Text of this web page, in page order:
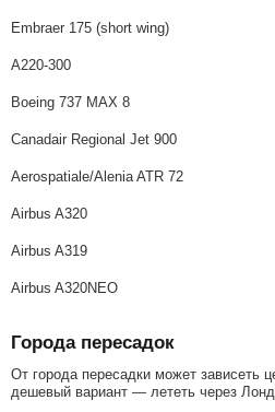
Embraer 175 (short wing)
A220-300
Boeing 737 MAX 8
Canadair Regional Jet 900
Aerospatiale/Alenia ATR 72
Airbus A320
Airbus A319
Airbus A320NEO
Города пересадок
От города пересадки может зависеть
дешевый вариант — лететь через